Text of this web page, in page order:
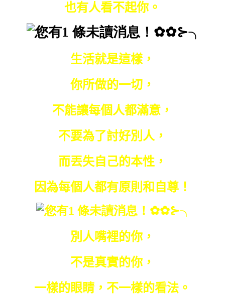
也有人看不起你。
生活就是這樣，
你所做的一切，
不能讓每個人都滿意，
不要為了討好別人，
而丟失自己的本性，
因為每個人都有原則和自尊！
別人嘴裡的你，
不是真實的你，
一樣的眼睛，不一樣的看法。